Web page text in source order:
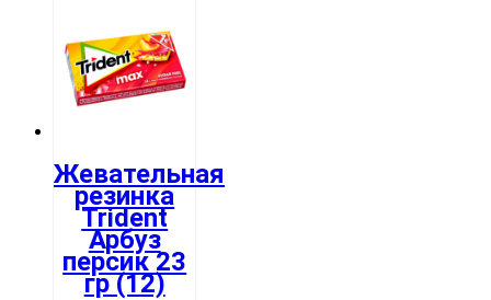
Жевательная
резинка
Trident
Арбуз
персик 23
гр (12)